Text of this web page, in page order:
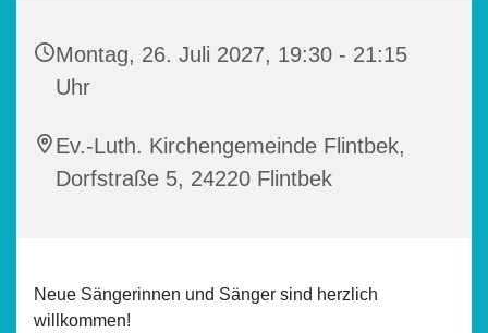
Montag, 26. Juli 2027, 19:30 - 21:15
Uhr
Ev.-Luth. Kirchengemeinde Flintbek,
Dorfstraße 5, 24220 Flintbek
Neue Sängerinnen und Sänger sind herzlich
willkommen!